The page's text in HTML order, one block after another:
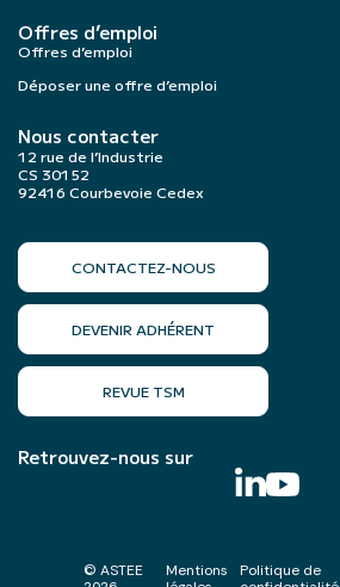
Offres d’emploi
Offres d’emploi
Déposer une offre d’emploi
Nous contacter
12 rue de l’Industrie
CS 30152
92416 Courbevoie Cedex
CONTACTEZ-NOUS
DEVENIR ADHÉRENT
REVUE TSM
Retrouvez-nous sur
© ASTEE
Mentions
Politique de